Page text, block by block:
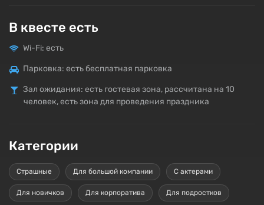
В квесте есть
Wi-Fi: есть
Парковка: есть бесплатная парковка
Зал ожидания: есть гостевая зона, рассчитана на 10
человек, есть зона для проведения праздника
Категории
Страшные Для большой компании С актерами
Для новичков Для корпоратива Для подростков